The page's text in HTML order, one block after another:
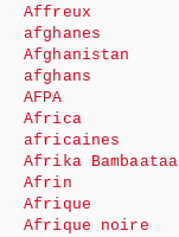
Affreux
afghanes
Afghanistan
afghans
AFPA
Africa
africaines
Afrika Bambaataa
Afrin
Afrique
Afrique noire